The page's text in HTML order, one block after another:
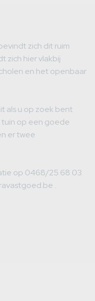
zich dit ruim
zich hier vlakbij
en het openbaar
als u op zoek bent
op een goede
er twee
op 0468/25 68 03
.